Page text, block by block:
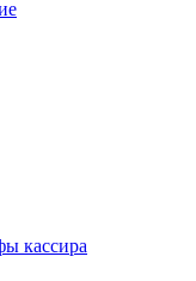
кассира